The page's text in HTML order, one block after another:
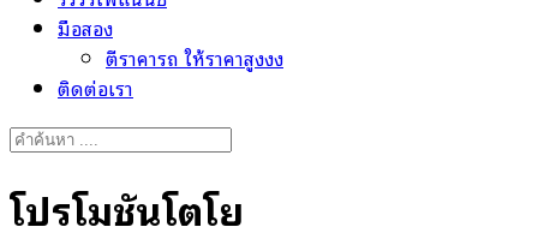
มือสอง
ตีราคารถ ให้ราคาสูงงง
ติดต่อเรา
Search
โปรโมชั่นโตโย